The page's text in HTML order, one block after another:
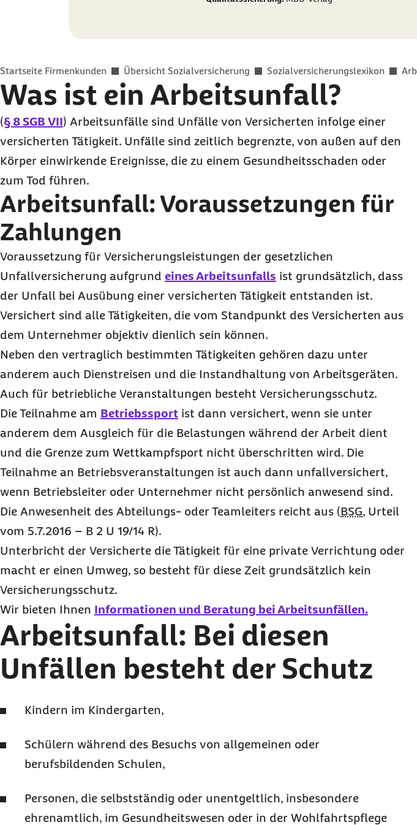
Sie befinden sich hier:
Startseite Firmenkunden Übersicht Sozialversicherung Sozialversicherungslexikon
Was ist ein Arbeitsunfall?
(§ 8 SGB VII) Arbeitsunfälle sind Unfälle von Versicherten infolge einer
versicherten Tätigkeit. Unfälle sind zeitlich begrenzte, von außen auf den
Körper einwirkende Ereignisse, die zu einem Gesundheitsschaden oder
zum Tod führen.
Arbeitsunfall: Voraussetzungen für
Zahlungen
Voraussetzung für Versicherungsleistungen der gesetzlichen
Unfallversicherung aufgrund eines Arbeitsunfalls ist grundsätzlich, dass
der Unfall bei Ausübung einer versicherten Tätigkeit entstanden ist.
Versichert sind alle Tätigkeiten, die vom Standpunkt des Versicherten aus
dem Unternehmer objektiv dienlich sein können.
Neben den vertraglich bestimmten Tätigkeiten gehören dazu unter
anderem auch Dienstreisen und die Instandhaltung von Arbeitsgeräten.
Auch für betriebliche Veranstaltungen besteht Versicherungsschutz.
Die Teilnahme am Betriebssport ist dann versichert, wenn sie unter
anderem dem Ausgleich für die Belastungen während der Arbeit dient
und die Grenze zum Wettkampfsport nicht überschritten wird. Die
Teilnahme an Betriebsveranstaltungen ist auch dann unfallversichert,
wenn Betriebsleiter oder Unternehmer nicht persönlich anwesend sind.
Die Anwesenheit des Abteilungs- oder Teamleiters reicht aus (BSG, Urteil
vom 5.7.2016 – B 2 U 19/14 R).
Unterbricht der Versicherte die Tätigkeit für eine private Verrichtung oder
macht er einen Umweg, so besteht für diese Zeit grundsätzlich kein
Versicherungsschutz.
Wir bieten Ihnen Informationen und Beratung bei Arbeitsunfällen.
Arbeitsunfall: Bei diesen
Unfällen besteht der Schutz
Kindern im Kindergarten,
Schülern während des Besuchs von allgemeinen oder
berufsbildenden Schulen,
Personen, die selbstständig oder unentgeltlich, insbesondere
ehrenamtlich, im Gesundheitswesen oder in der Wohlfahrtspflege